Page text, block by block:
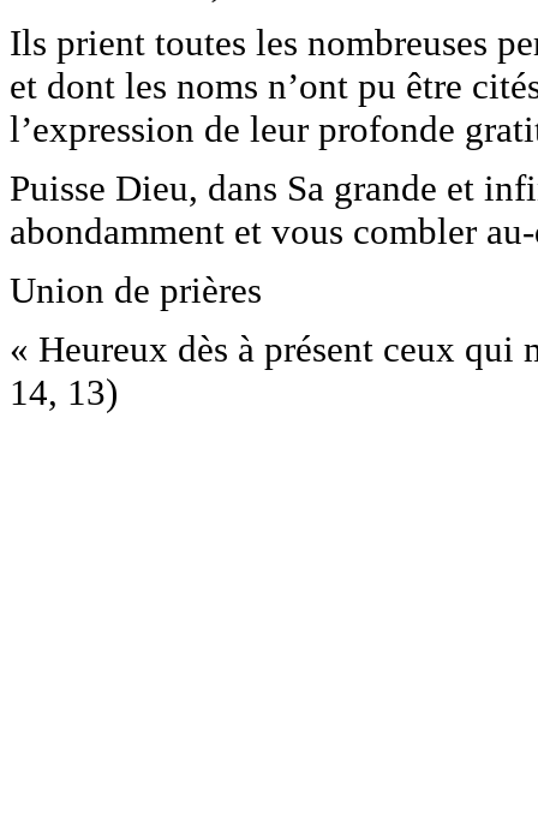
Ils prient toutes les nombreuses
et dont les noms n’ont pu être
l’expression de leur profonde
Puisse Dieu, dans Sa grande et
abondamment et vous combler
Union de prières
« Heureux dès à présent ceux qui
14, 13)